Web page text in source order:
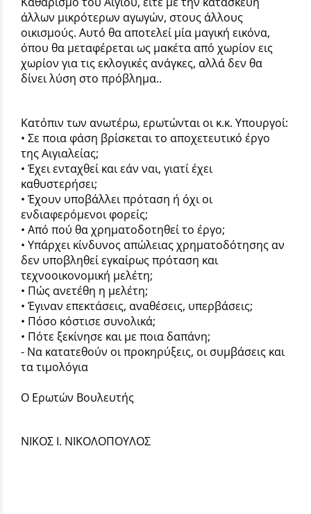
άλλων μικρότερων αγωγών, στους άλλους
οικισμούς. Αυτό θα αποτελεί μία μαγική εικόνα,
όπου θα μεταφέρεται ως μακέτα από χωρίον εις
χωρίον για τις εκλογικές ανάγκες, αλλά δεν θα
δίνει λύση στο πρόβλημα..
Κατόπιν των ανωτέρω, ερωτώνται οι κ.κ. Υπουργοί:
• Σε ποια φάση βρίσκεται το αποχετευτικό έργο
της Αιγιαλείας;
• Έχει ενταχθεί και εάν ναι, γιατί έχει
καθυστερήσει;
• Έχουν υποβάλλει πρόταση ή όχι οι
ενδιαφερόμενοι φορείς;
• Από πού θα χρηματοδοτηθεί το έργο;
• Υπάρχει κίνδυνος απώλειας χρηματοδότησης αν
δεν υποβληθεί εγκαίρως πρόταση και
τεχνοοικονομική μελέτη;
• Πώς ανετέθη η μελέτη;
• Έγιναν επεκτάσεις, αναθέσεις, υπερβάσεις;
• Πόσο κόστισε συνολικά;
• Πότε ξεκίνησε και με ποια δαπάνη;
- Να κατατεθούν οι προκηρύξεις, οι συμβάσεις και
τα τιμολόγια
Ο Ερωτών Βουλευτής
ΝΙΚΟΣ Ι. ΝΙΚΟΛΟΠΟΥΛΟΣ